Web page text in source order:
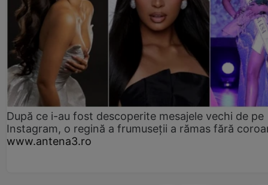
După ce i-au fost descoperite mesajele vechi de pe
Instagram, o regină a frumuseții a rămas fără
www.antena3.ro